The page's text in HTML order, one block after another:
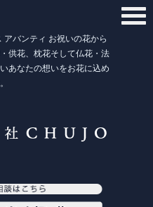
バンティ お祝いの花から
供花、枕花そして仏花・法
あなたの想いをお花に込め